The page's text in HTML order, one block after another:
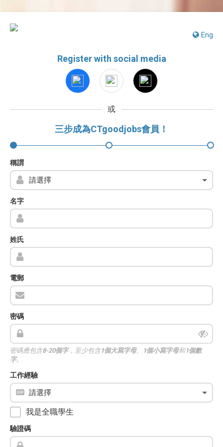
Eng
Register with social media
或
三步成為CTgoodjobs會員！
稱謂
名字
姓氏
電郵
密碼
密碼應包含8-20個字，至少包含1個大寫字母、 1個小寫字母和1個數
字。
工作經驗
我是全職學生
驗證碼